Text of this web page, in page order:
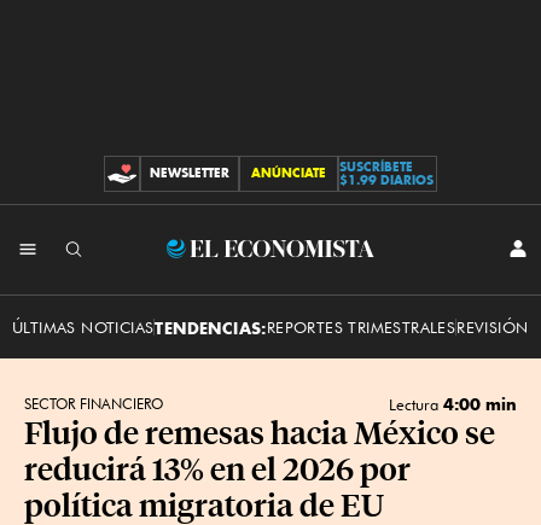
CONTRIBUCIONES
NEWSLETTER ANÚNCIATE
SUSCRÍBETE
$1.99 DIARIOS
El
ÚLTIMAS NOTICIASTENDENCIAS:REPORTES TRIMESTRALESREVISIÓN
SECTOR FINANCIERO Lectura 4:00 min
Flujo de remesas hacia México se
reducirá 13% en el 2026 por
política migratoria de EU